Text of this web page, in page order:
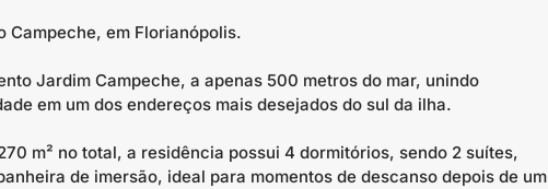
Campeche, em Florianópolis.
Jardim Campeche, a apenas 500 metros do mar, unindo
em um dos endereços mais desejados do sul da ilha.
m² no total, a residência possui 4 dormitórios, sendo 2 suítes,
de imersão, ideal para momentos de descanso depois de um